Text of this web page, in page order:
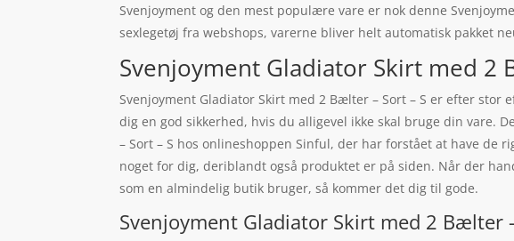
Svenjoyment og den mest populære vare er nok denne
sexlegetøj fra webshops, varerne bliver helt automatisk pakket
Svenjoyment Gladiator Skirt med 2
Svenjoyment Gladiator Skirt med 2 Bælter – Sort – S er efter
dig en god sikkerhed, hvis du alligevel ikke skal bruge din vare.
– Sort – S hos onlineshoppen Sinful, der har forstået at have de
noget for dig, deriblandt også produktet er på siden. Når der
som en almindelig butik bruger, så kommer det dig til gode.
Svenjoyment Gladiator Skirt med 2 Bælter